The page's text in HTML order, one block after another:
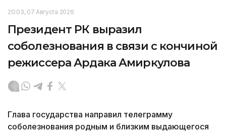
20:03, 07 Августа 2026
Президент РК выразил
соболезнования в связи с кончиной
режиссера Ардака Амиркулова
Глава государства направил телеграмму
соболезнования родным и близким выдающегося